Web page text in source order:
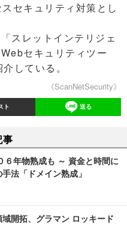
セキュリティ対策とし
スレットインテリジェ
セキュリティツー
している。
《ScanNetSecurity》
ト 送る
事
６年物熟成も ～ 資金と時間に
法「ドメイン熟成」
開拓、グラマン ロッキード